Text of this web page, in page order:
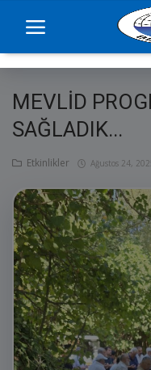
Ana Sayfa
Başkan
Yönetim
Hizmetler
Duyurular
Etkinlikler
E-Belediye
MEVLİD
SAĞLADIK...
Etkinlikler Ağustos 24,